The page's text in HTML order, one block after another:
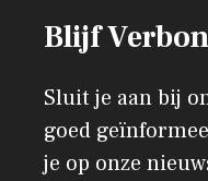
Blijf
Sluit je aan bij
goed
je op onze